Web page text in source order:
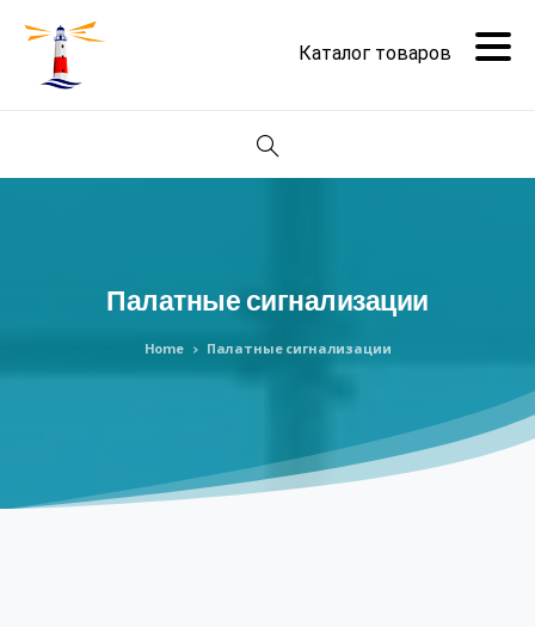
Поиск
Палатныесигнализации
Home Палатные сигнализации